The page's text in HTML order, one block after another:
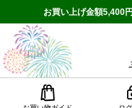
お買い上げ金額5,400